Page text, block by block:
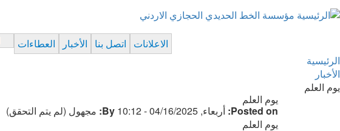
مؤسسة الخط الحديدي الحجازي الاردني
العطاءات الأخبار اتصل بنا
الاعلانات
الرئيسية
الأخبار
يوم العلم
يوم العلم
Posted on: أربعاء, 04/16/2025 - 10:12 By: مجهول (لم يتم التحقق)
يوم العلم